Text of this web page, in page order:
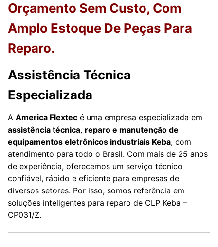
Orçamento Sem Custo, Com
Amplo Estoque De Peças Para
Reparo.
Assistência Técnica
Especializada
A America Flextec é uma empresa especializada em
assistência técnica, reparo e manutenção de
equipamentos eletrônicos industriais Keba, com
atendimento para todo o Brasil. Com mais de 25 anos
de experiência, oferecemos um serviço técnico
confiável, rápido e eficiente para empresas de
diversos setores. Por isso, somos referência em
soluções inteligentes para reparo de CLP Keba –
CP031/Z.